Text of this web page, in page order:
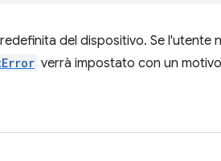
del dispositivo. Se l'utente
verrà impostato con un